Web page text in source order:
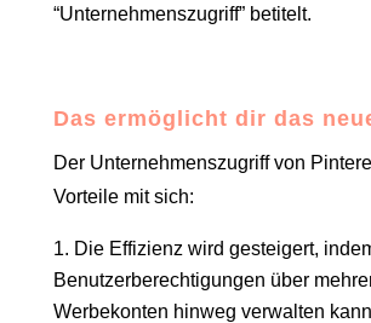
“Unternehmenszugriff” betitelt.
Das ermöglicht dir das
Der Unternehmenszugriff von
Vorteile mit sich:
Die Effizienz wird gesteigert,
Benutzerberechtigungen über
Werbekonten hinweg verwalten